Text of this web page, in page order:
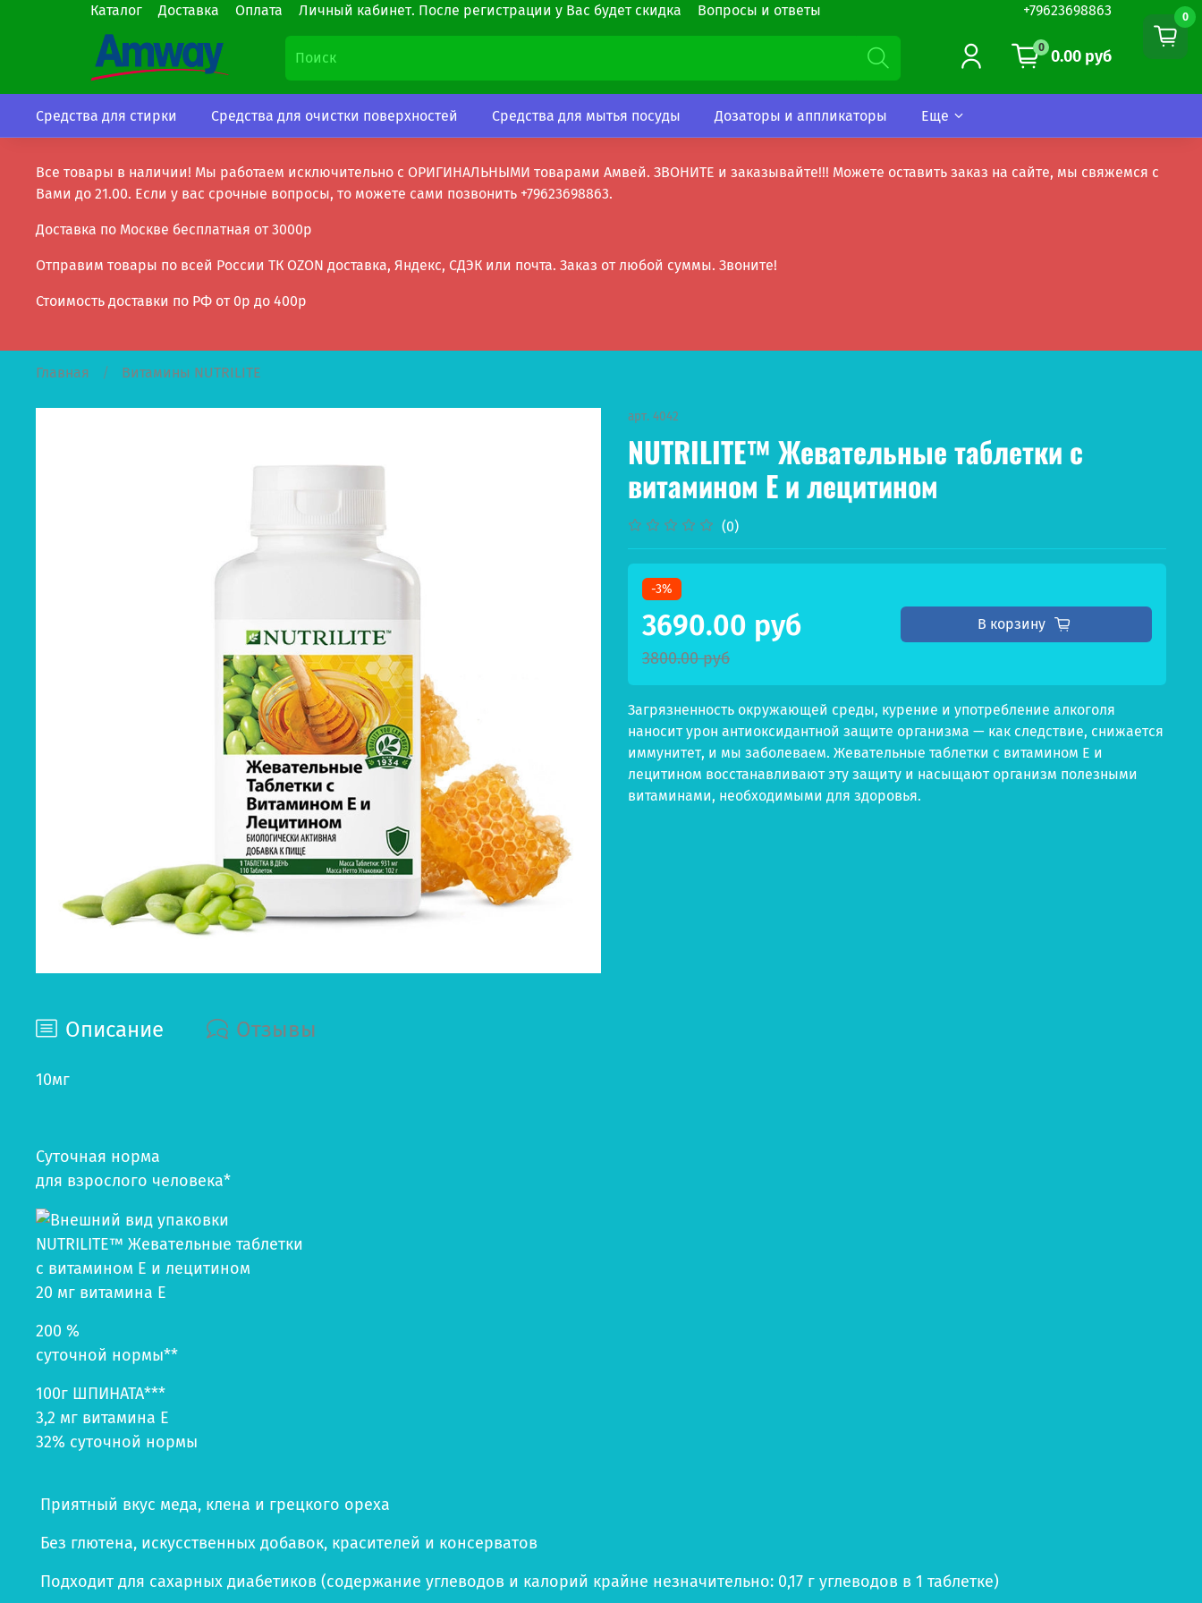
Каталог Доставка Оплата Личный кабинет. После регистрации у Вас будет скидка Вопросы и ответы +79623698863
0 0.00 руб
Средства для стирки Средства для очистки поверхностей Средства для мытья посуды Дозаторы и аппликаторы Еще
Все товары в наличии! Мы работаем исключительно с ОРИГИНАЛЬНЫМИ товарами Амвей. ЗВОНИТЕ и заказывайте!!! Можете оставить заказ на сайте, мы свяжемся с
Вами до 21.00. Если у вас срочные вопросы, то можете сами позвонить +79623698863.
Доставка по Москве бесплатная от 3000р
Отправим товары по всей России ТК OZON доставка, Яндекс, СДЭК или почта. Заказ от любой суммы. Звоните!
Стоимость доставки по РФ от 0р до 400р
Главная Витамины NUTRILITE
арт. 4042
NUTRILITE™ Жевательные таблетки с
витамином Е и лецитином
(0)
-3%
3690.00 руб
3800.00 руб
В корзину
Загрязненность окружающей среды, курение и употребление алкоголя
наносит урон антиоксидантной защите организма — как следствие, снижается
иммунитет, и мы заболеваем. Жевательные таблетки с витамином Е и
лецитином восстанавливают эту защиту и насыщают организм полезными
витаминами, необходимыми для здоровья.
Описание Отзывы
10мг
Cуточная норма
для взрослого человека*
NUTRILITE™ Жевательные таблетки
с витамином Е и лецитином
20 мг витамина Е
200 %
суточной нормы**
100г ШПИНАТА***
3,2 мг витамина Е
32% суточной нормы
Приятный вкус меда, клена и грецкого ореха
Без глютена, искусственных добавок, красителей и консерватов
Подходит для сахарных диабетиков (содержание углеводов и калорий крайне незначительно: 0,17 г углеводов в 1 таблетке)
0